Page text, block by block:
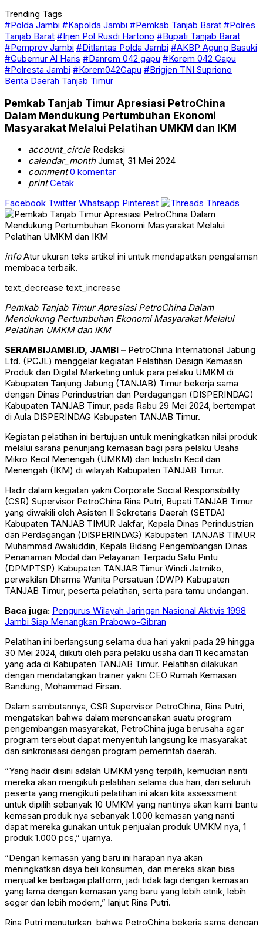
Trending Tags
#Polda Jambi #Kapolda Jambi #Pemkab Tanjab Barat #Polres
Tanjab Barat #Irjen Pol Rusdi Hartono #Bupati Tanjab Barat
#Pemprov Jambi #Ditlantas Polda Jambi #AKBP Agung Basuki
#Gubernur Al Haris #Danrem 042 gapu #Korem 042 Gapu
#Polresta Jambi #Korem042Gapu #Brigjen TNI Supriono
Berita Daerah Tanjab Timur
Pemkab Tanjab Timur Apresiasi PetroChina
Dalam Mendukung Pertumbuhan Ekonomi
Masyarakat Melalui Pelatihan UMKM dan IKM
account_circleRedaksi
calendar_monthJumat, 31 Mei 2024
comment 0 komentar
print Cetak
Facebook Twitter Whatsapp Pinterest Threads
infoAtur ukuran teks artikel ini untuk mendapatkan pengalaman
membaca terbaik.
text_decrease text_increase
Pemkab Tanjab Timur Apresiasi PetroChina Dalam
Mendukung Pertumbuhan Ekonomi Masyarakat Melalui
Pelatihan UMKM dan IKM
SERAMBIJAMBI.ID, JAMBI – PetroChina International Jabung
Ltd. (PCJL) menggelar kegiatan Pelatihan Design Kemasan
Produk dan Digital Marketing untuk para pelaku UMKM di
Kabupaten Tanjung Jabung (TANJAB) Timur bekerja sama
dengan Dinas Perindustrian dan Perdagangan (DISPERINDAG)
Kabupaten TANJAB Timur, pada Rabu 29 Mei 2024, bertempat
di Aula DISPERINDAG Kabupaten TANJAB Timur.
Kegiatan pelatihan ini bertujuan untuk meningkatkan nilai produk
melalui sarana penunjang kemasan bagi para pelaku Usaha
Mikro Kecil Menengah (UMKM) dan Industri Kecil dan
Menengah (IKM) di wilayah Kabupaten TANJAB Timur.
Hadir dalam kegiatan yakni Corporate Social Responsibility
(CSR) Supervisor PetroChina Rina Putri, Bupati TANJAB Timur
yang diwakili oleh Asisten II Sekretaris Daerah (SETDA)
Kabupaten TANJAB TIMUR Jakfar, Kepala Dinas Perindustrian
dan Perdagangan (DISPERINDAG) Kabupaten TANJAB TIMUR
Muhammad Awaluddin, Kepala Bidang Pengembangan Dinas
Penanaman Modal dan Pelayanan Terpadu Satu Pintu
(DPMPTSP) Kabupaten TANJAB Timur Windi Jatmiko,
perwakilan Dharma Wanita Persatuan (DWP) Kabupaten
TANJAB Timur, peserta pelatihan, serta para tamu undangan.
Baca juga: Pengurus Wilayah Jaringan Nasional Aktivis 1998
Jambi Siap Menangkan Prabowo-Gibran
Pelatihan ini berlangsung selama dua hari yakni pada 29 hingga
30 Mei 2024, diikuti oleh para pelaku usaha dari 11 kecamatan
yang ada di Kabupaten TANJAB Timur. Pelatihan dilakukan
dengan mendatangkan trainer yakni CEO Rumah Kemasan
Bandung, Mohammad Firsan.
Dalam sambutannya, CSR Supervisor PetroChina, Rina Putri,
mengatakan bahwa dalam merencanakan suatu program
pengembangan masyarakat, PetroChina juga berusaha agar
program tersebut dapat menyentuh langsung ke masyarakat
dan sinkronisasi dengan program pemerintah daerah.
“Yang hadir disini adalah UMKM yang terpilih, kemudian nanti
mereka akan mengikuti pelatihan selama dua hari, dari seluruh
peserta yang mengikuti pelatihan ini akan kita assessment
untuk dipilih sebanyak 10 UMKM yang nantinya akan kami bantu
kemasan produk nya sebanyak 1.000 kemasan yang nanti
dapat mereka gunakan untuk penjualan produk UMKM nya, 1
produk 1.000 pcs,” ujarnya.
“Dengan kemasan yang baru ini harapan nya akan
meningkatkan daya beli konsumen, dan mereka akan bisa
menjual ke berbagai platform, jadi tidak lagi dengan kemasan
yang lama dengan kemasan yang baru yang lebih etnik, lebih
seger dan lebih modern,” lanjut Rina Putri.
Rina Putri menuturkan, bahwa PetroChina bekerja sama dengan